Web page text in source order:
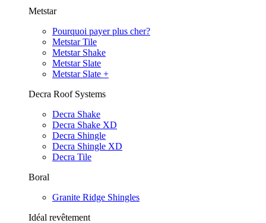
Metstar
Pourquoi payer plus cher?
Metstar Tile
Metstar Shake
Metstar Slate
Metstar Slate +
Decra Roof Systems
Decra Shake
Decra Shake XD
Decra Shingle
Decra Shingle XD
Decra Tile
Boral
Granite Ridge Shingles
Idéal revêtement